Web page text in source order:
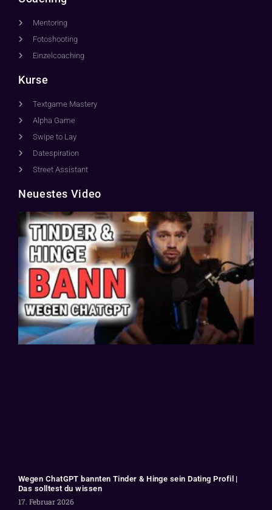
Mentoring
Fotoshooting
Einzelcoaching
Kurse
Textgame Mastery
Alpha Game
Swipe to Lay
Datespiration
Street Assistant
Neuestes Video
Wegen ChatGPT bannten Tinder & Hinge sein Dating Profil |
Das solltest du wissen
17. Februar 2026